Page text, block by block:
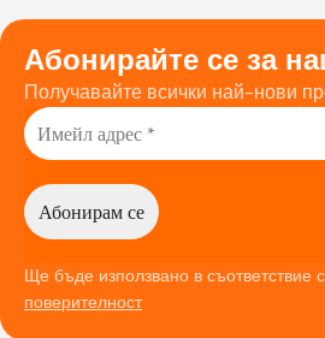
Абонирайте се за
Получавайте всички най-нови
Ще бъде използвано в съответствие
поверителност